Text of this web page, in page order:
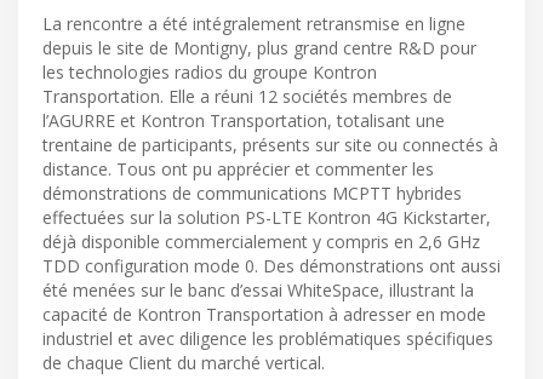
La rencontre a été intégralement retransmise en ligne
depuis le site de Montigny, plus grand centre R&D pour
les technologies radios du groupe Kontron
Transportation. Elle a réuni 12 sociétés membres de
l’AGURRE et Kontron Transportation, totalisant une
trentaine de participants, présents sur site ou connectés à
distance. Tous ont pu apprécier et commenter les
démonstrations de communications MCPTT hybrides
effectuées sur la solution PS-LTE Kontron 4G Kickstarter,
déjà disponible commercialement y compris en 2,6 GHz
TDD configuration mode 0. Des démonstrations ont aussi
été menées sur le banc d’essai WhiteSpace, illustrant la
capacité de Kontron Transportation à adresser en mode
industriel et avec diligence les problématiques spécifiques
de chaque Client du marché vertical.